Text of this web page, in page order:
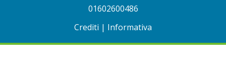
01602600486
Crediti | Informativa